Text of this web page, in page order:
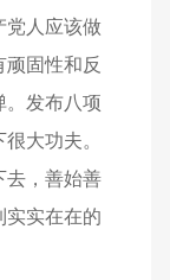
党人应该做
固性和反
。发布八项
大功夫。
去，善始善
实实在在的